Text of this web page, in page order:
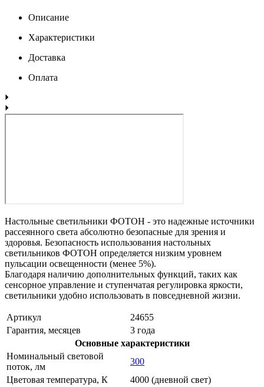
Описание
Характеристики
Доставка
Оплата
Настольные светильники ФОТОН - это надежные источники
рассеянного света абсолютно безопасные для зрения и
здоровья. Безопасность использования настольных
светильников ФОТОН определяется низким уровнем
пульсации освещенности (менее 5%).
Благодаря наличию дополнительных функций, таких как
сенсорное управление и ступенчатая регулировка яркости,
светильники удобно использовать в повседневной жизни.
Артикул
24655
Гарантия, месяцев
3 года
Основные характеристики
Номинальный световой
поток, лм
300
Цветовая температура, К
4000 (дневной свет)